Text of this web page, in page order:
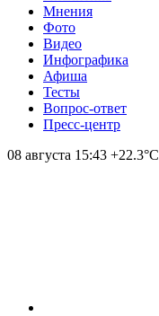
Мнения
Фото
Видео
Инфографика
Афиша
Тесты
Вопрос-ответ
Пресс-центр
08 августа 15:43 +22.3°С